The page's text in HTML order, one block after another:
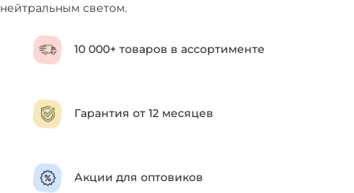
нейтральным светом.
10 000+ товаров в ассортименте
Гарантия от 12 месяцев
Акции для оптовиков